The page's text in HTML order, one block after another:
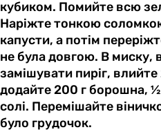
кубиком. Помийте всю
Наріжте тонкою
капусти, а потім
не була довгою. В миску,
замішувати пиріг,
додайте 200 г борошна, ½
солі. Перемішайте
було грудочок.